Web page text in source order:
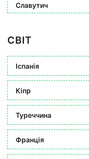
Славутич
СВІТ
Іспанія
Кіпр
Туреччина
Франція